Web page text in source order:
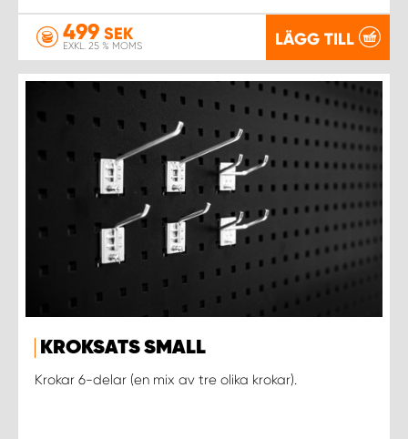
499 SEK
EXKL. 25 % MOMS LÄGG TILL
KROKSATS SMALL
Krokar 6-delar (en mix av tre olika krokar).